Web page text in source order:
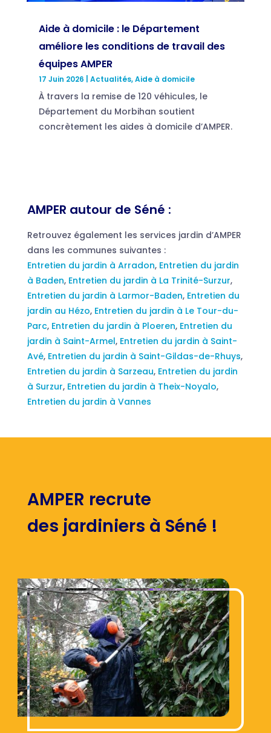
Aide à domicile : le Département
améliore les conditions de travail des
équipes AMPER
17 Juin 2026 Actualités,Aide à domicile
À travers la remise de 120 véhicules, le
Département du Morbihan soutient
concrètement les aides à domicile d’AMPER.
AMPER autour de Séné :
Retrouvez également les services jardin d’AMPER
dans les communes suivantes :
Entretien du jardin à Arradon, Entretien du jardin
à Baden, Entretien du jardin à La Trinité-Surzur,
Entretien du jardin à Larmor-Baden, Entretien du
jardin au Hézo, Entretien du jardin à Le Tour-du-
Parc, Entretien du jardin à Ploeren, Entretien du
jardin à Saint-Armel, Entretien du jardin à Saint-
Avé, Entretien du jardin à Saint-Gildas-de-Rhuys,
Entretien du jardin à Sarzeau, Entretien du jardin
à Surzur, Entretien du jardin à Theix-Noyalo,
Entretien du jardin à Vannes
AMPER recrute
des jardiniers à Séné !